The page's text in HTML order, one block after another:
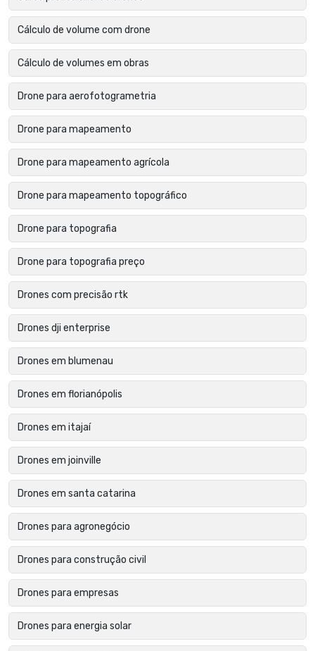
Cálculo de volume com drone
Cálculo de volumes em obras
Drone para aerofotogrametria
Drone para mapeamento
Drone para mapeamento agrícola
Drone para mapeamento topográfico
Drone para topografia
Drone para topografia preço
Drones com precisão rtk
Drones dji enterprise
Drones em blumenau
Drones em florianópolis
Drones em itajaí
Drones em joinville
Drones em santa catarina
Drones para agronegócio
Drones para construção civil
Drones para empresas
Drones para energia solar